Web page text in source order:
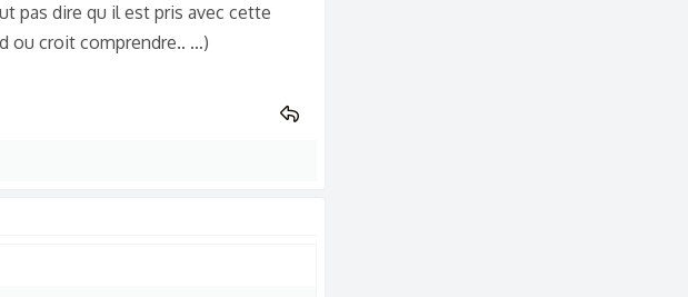
pas dire qu il est pris avec cette
ou croit comprendre.. …)